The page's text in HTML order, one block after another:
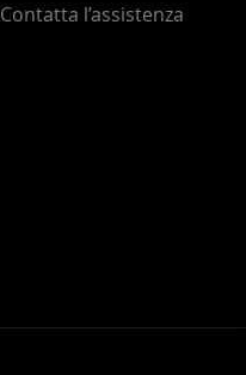
Contatta l’assistenza